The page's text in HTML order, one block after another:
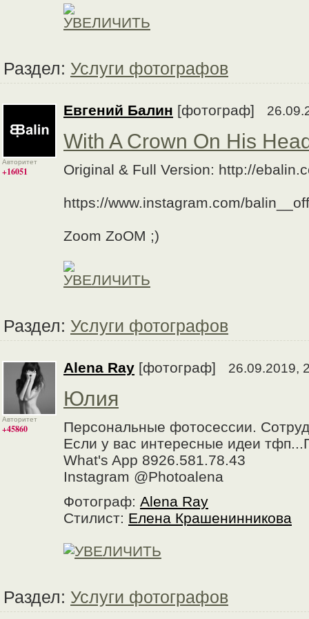
Раздел: Услуги фотографов
Авторитет
+16051
Евгений Балин [фотограф]
With A Crown On His
Original & Full Version: http://
https://www.instagram.com/
Zoom ZoOM ;)
Раздел: Услуги фотографов
Авторитет
+45860
Alena Ray [фотограф] 26.09.2019,
Юлия
Персональные фотосессии.
Если у вас интересные идеи
What's App 8926.581.78.43
Instagram @Photoalena
Фотограф: Alena Ray
Стилист: Елена Крашенинникова
Раздел: Услуги фотографов